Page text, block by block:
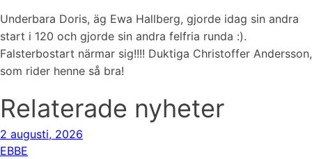
Underbara Doris, äg Ewa Hallberg, gjorde idag sin andra
start i 120 och gjorde sin andra felfria runda :).
Falsterbostart närmar sig!!!! Duktiga Christoffer Andersson,
som rider henne så bra!
Relaterade nyheter
2 augusti, 2026
EBBE